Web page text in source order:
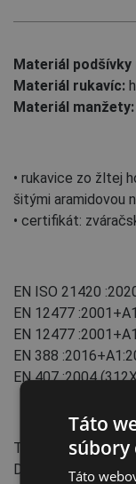
Materiál podšívky
Materiál rukavíc:
Materiál manžety:
• rukavice zo žltej
šitými aramidovou
• certifikát:
EN ISO 21420
EN 12477
EN 12477
EN 388
EN 407:2004
Typ manžety: slip-
Dĺžka: 35 cm
Táto
súbory
Táto